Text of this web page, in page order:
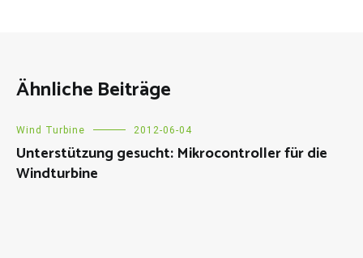
Ähnliche Beiträge
Wind Turbine 2012-06-04
Unterstützung gesucht: Mikrocontroller für die
Windturbine